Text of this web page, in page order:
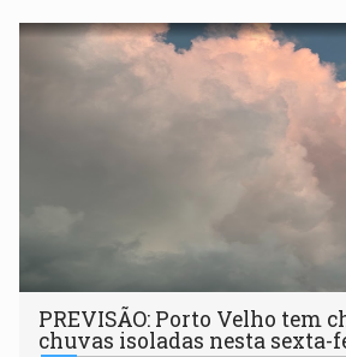
negras
PREVISÃO: Porto Velho tem
chuvas isoladas nesta sexta-